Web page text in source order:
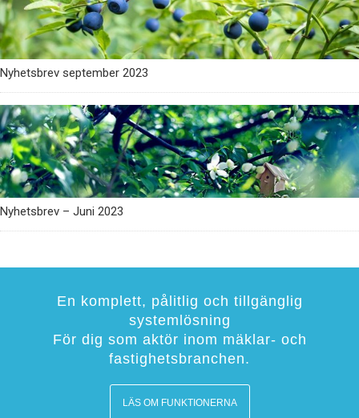
Nyhetsbrev september 2023
Nyhetsbrev – Juni 2023
En komplett, pålitlig och tillgänglig
systemlösning
För dig som aktör inom mäklar- och
fastighetsbranchen.
LÄS OM FUNKTIONERNA